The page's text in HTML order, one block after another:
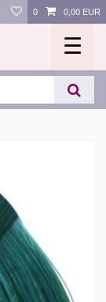
0 0,00 EUR
☰